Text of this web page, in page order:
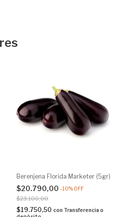
Berenjena Florida Marketer (5gr)
$20.790,00 -10% OFF
$23.100,00
$19.750,50 con Transferencia o